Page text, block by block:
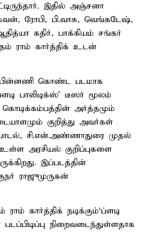
இதில் அஞ்சனா
ரோபி, பி.வாசு, வெங்கடேஷ்,
கதிர், பாக்கியம் சங்கர்
ராம் கார்த்திக் உடன்
கொண்ட படமாக
பாலிடிக்ஸ்’ டீஸர் மூலம்
கொடிக்கம்பத்தின் அர்த்தமும்
குறித்து அவர்கள்
சி.என்.அண்ணாதுரை முதல்
அரசியல் குறிப்புகளை
இப்படத்தின்
ராஜுமுருகன்
கார்த்திக் நடிக்கும்‘ப்ளடி
படப்பிடிப்பு நிறைவடைந்துள்ளதாக